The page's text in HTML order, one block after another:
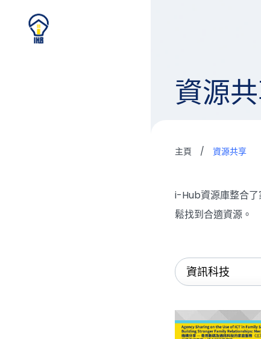
資源
主頁 / 資源共享
i-Hub資源庫整合了
鬆找到合適資源。